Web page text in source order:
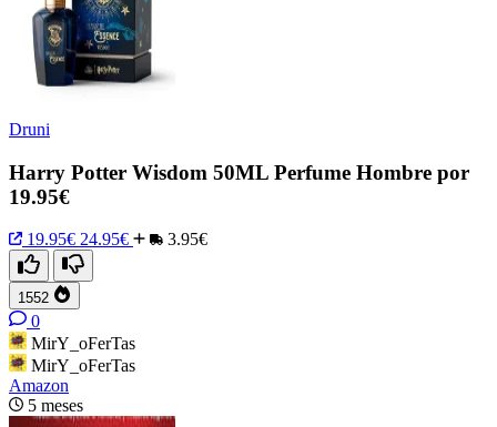
Druni
Harry Potter Wisdom 50ML Perfume Hombre por
19.95€
19.95€ 24.95€ 3.95€
1552
0
MirY_oFerTas
MirY_oFerTas
Amazon
5 meses